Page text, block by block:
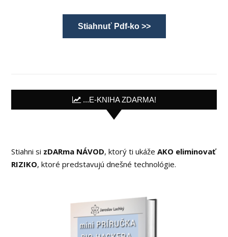
Stiahnuť Pdf-ko >>
...E-KNIHA ZDARMA!
Stiahni si zDARma NÁVOD, ktorý ti ukážeAKO eliminovať
RIZIKO, ktoré predstavujú dnešné technológie.